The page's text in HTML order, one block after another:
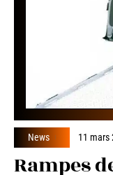
News 11 mars
Rampes